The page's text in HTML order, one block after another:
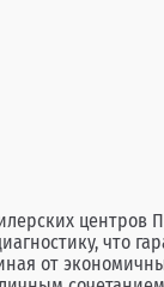
что
от